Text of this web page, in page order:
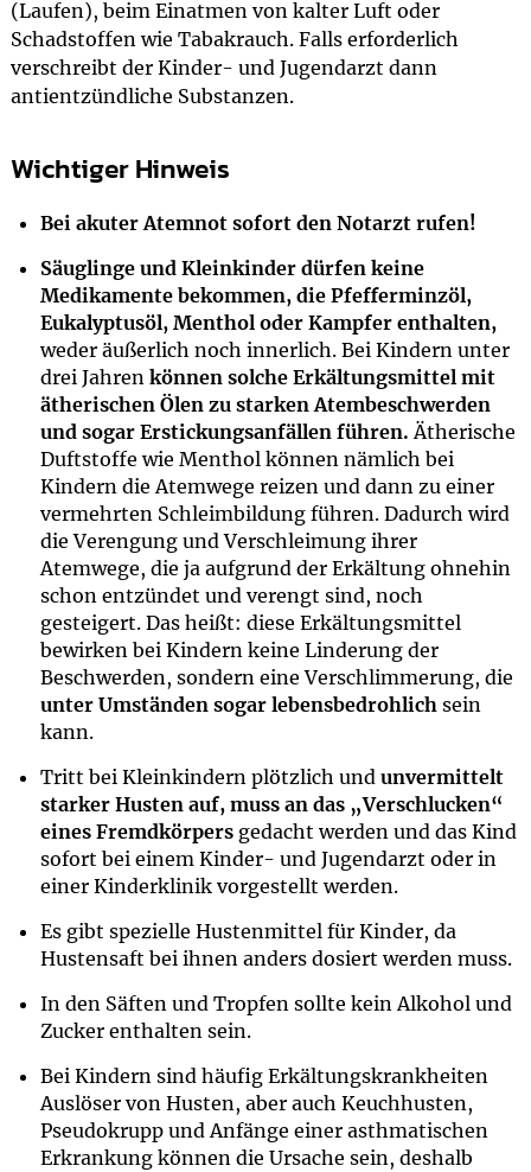
(Laufen), beim Einatmen von kalter Luft oder
Schadstoffen wie Tabakrauch. Falls erforderlich
verschreibt der Kinder- und Jugendarzt dann
antientzündliche Substanzen.
Wichtiger Hinweis
Bei akuter Atemnot sofort den Notarzt rufen!
Säuglinge und Kleinkinder dürfen keine
Medikamente bekommen, die Pfefferminzöl,
Eukalyptusöl, Menthol oder Kampfer enthalten,
weder äußerlich noch innerlich. Bei Kindern unter
drei Jahren können solche Erkältungsmittel mit
ätherischen Ölen zu starken Atembeschwerden
und sogar Erstickungsanfällen führen.Ätherische
Duftstoffe wie Menthol können nämlich bei
Kindern die Atemwege reizen und dann zu einer
vermehrten Schleimbildung führen. Dadurch wird
die Verengung und Verschleimung ihrer
Atemwege, die ja aufgrund der Erkältung ohnehin
schon entzündet und verengt sind, noch
gesteigert. Das heißt: diese Erkältungsmittel
bewirken bei Kindern keine Linderung der
Beschwerden, sondern eine Verschlimmerung, die
unter Umständen sogar lebensbedrohlich sein
kann.
Tritt bei Kleinkindern plötzlich und unvermittelt
starker Husten auf, muss an das „Verschlucken“
eines Fremdkörpersgedacht werden und das Kind
sofort bei einem Kinder- und Jugendarzt oder in
einer Kinderklinik vorgestellt werden.
Es gibt spezielle Hustenmittel für Kinder, da
Hustensaft bei ihnen anders dosiert werden muss.
In den Säften und Tropfen sollte kein Alkohol und
Zucker enthalten sein.
Bei Kindern sind häufig Erkältungskrankheiten
Auslöser von Husten, aber auch Keuchhusten,
Pseudokrupp und Anfänge einer asthmatischen
Erkrankung können die Ursache sein, deshalb